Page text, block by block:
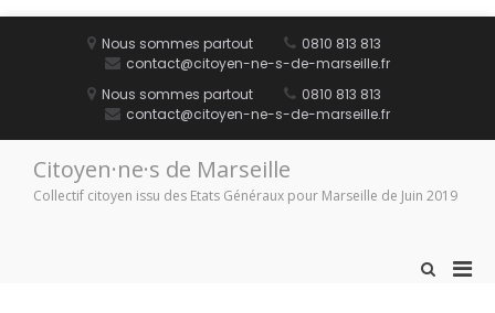
Nous sommes partout
0810 813 813
contact@citoyen-ne-s-de-marseille.fr
Nous sommes partout
0810 813 813
contact@citoyen-ne-s-de-marseille.fr
Citoyen·ne·s de Marseille
Collectif citoyen issu des Etats Généraux pour Marseille de Juin 2019
Afficher